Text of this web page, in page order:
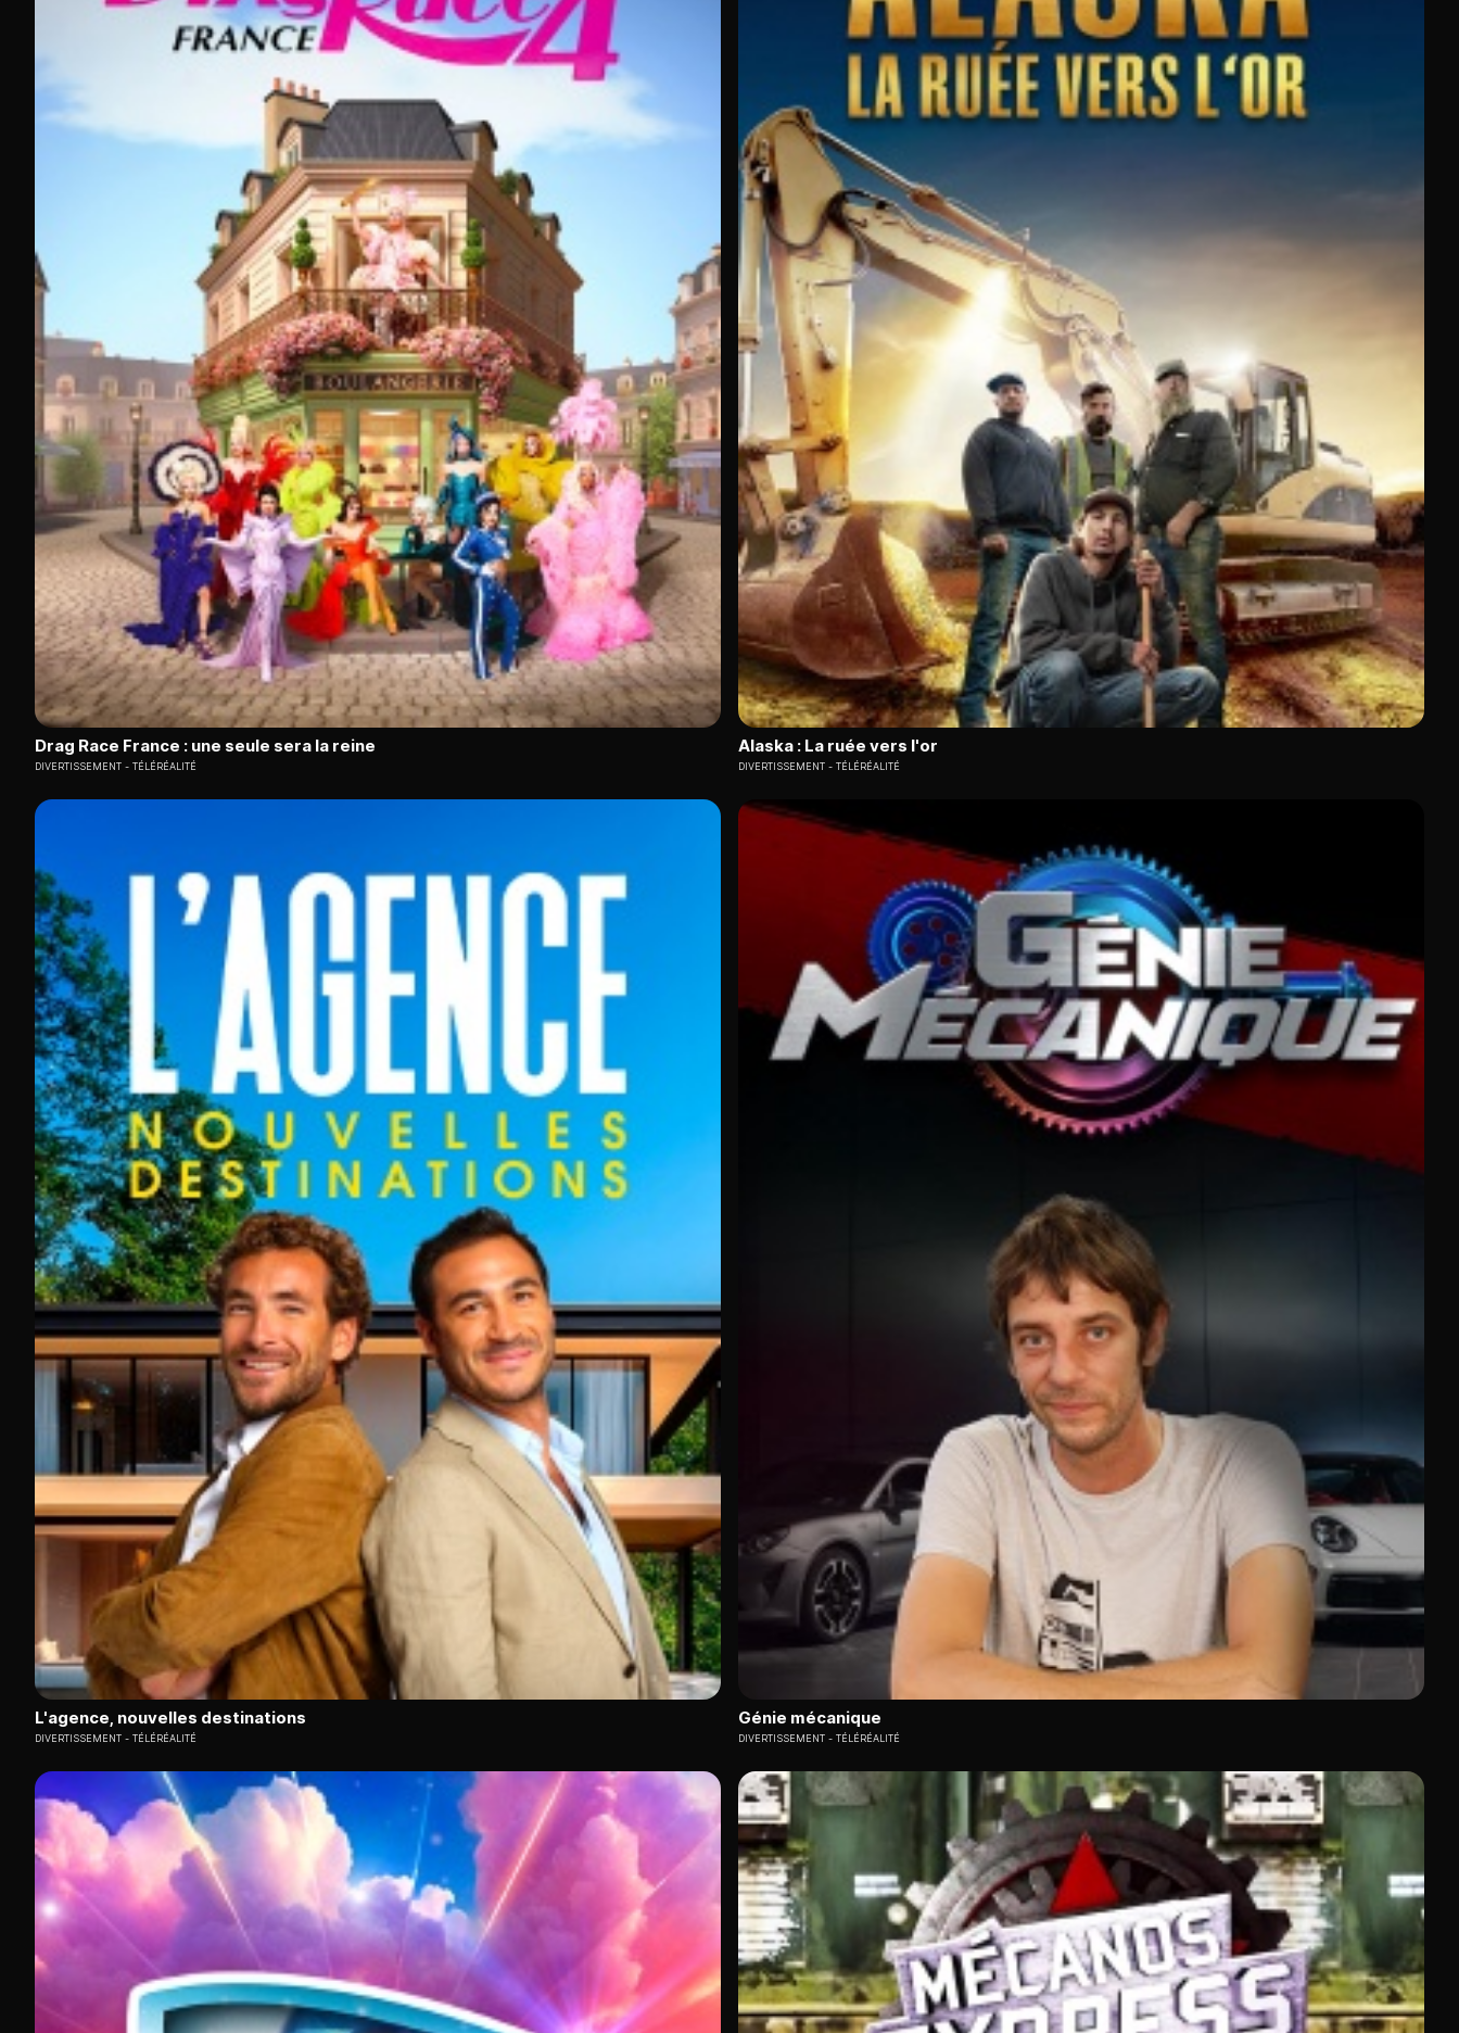
Drag Race France : une seule sera la reine
DIVERTISSEMENT TÉLÉRÉALITÉ
Alaska : La ruée vers l'or
DIVERTISSEMENT TÉLÉRÉALITÉ
L'agence, nouvelles destinations
DIVERTISSEMENT TÉLÉRÉALITÉ
Génie mécanique
DIVERTISSEMENT TÉLÉRÉALITÉ